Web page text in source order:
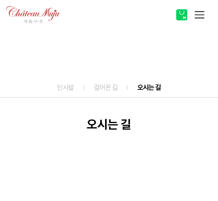
스토어 바로가기
인사말 걸어온 길 오시는 길
오시는 길